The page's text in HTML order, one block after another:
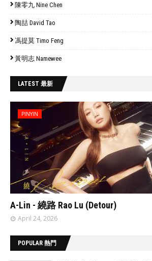
陳零九 Nine Chen
陶喆 David Tao
馮提莫 Timo Feng
黃明志 Namewee
LATEST 最新
PINYIN
A-Lin - 繞路 Rao Lu (Detour)
April 24, 2026
POPULAR 熱門